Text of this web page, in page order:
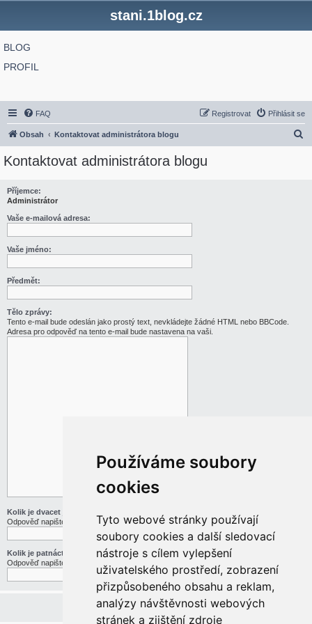
Používáme soubory
cookies
Tyto webové stránky používají
soubory cookies a další sledovací
nástroje s cílem vylepšení
uživatelského prostředí, zobrazení
přizpůsobeného obsahu a reklam,
analýzy návštěvnosti webových
stránek a zjištění zdroje
stani.1blog.cz
BLOG
PROFIL
FAQ Přihlásit se
Registrovat
Obsah Kontaktovat administrátora blogu
Kontaktovat administrátora blogu
Příjemce:
Administrátor
Vaše e-mailová adresa:
Vaše jméno:
Předmět:
Tělo zprávy:
Tento e-mail bude odeslán jako prostý text, nevkládejte žádné HTML nebo BBCode.
Adresa pro odpověď na tento e-mail bude nastavena na vaši.
Kolik je dvacet jedna děleno třemi
Odpověď napište slovy
Kolik je patnáct mínus pět
Odpověď napište slovy